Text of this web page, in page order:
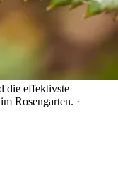
die effektivste
Rosengarten. ·